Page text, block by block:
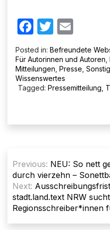
Facebook
Twitter
Posted in: Befreundete
Für Autorinnen und Autoren,
Mitteilungen, Presse,
Wissenswertes
Tagged: Pressemitteilung,
Previous: NEU: So nett
durch vierzehn –
Next:
stadt.land.text NRW
Regionsschreiber*innen